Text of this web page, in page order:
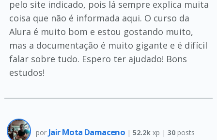
pelo site indicado, pois lá sempre explica muita
coisa que não é informada aqui. O curso da
Alura é muito bom e estou gostando muito,
mas a documentação é muito gigante e é difícil
falar sobre tudo. Espero ter ajudado! Bons
estudos!
por Jair Mota Damaceno | 52.2k xp | 30posts